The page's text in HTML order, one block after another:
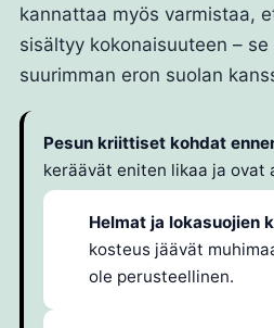
kannattaa myös varmistaa,
sisältyy kokonaisuuteen –
suurimman eron suolan
Pesun kriittiset kohdat
keräävät eniten likaa ja ovat
Helmat ja lokasuojien
kosteus jäävät
ole perusteellinen.